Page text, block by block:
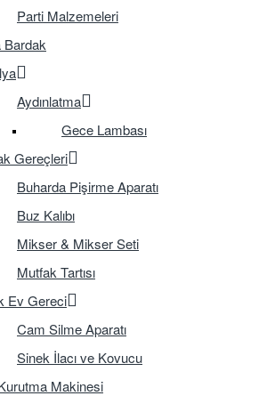
Parti Malzemeleri
Bardak
Aydınlatma
Gece Lambası
Gereçleri
Buharda Pişirme Aparatı
Buz Kalıbı
Mikser & Mikser Seti
Mutfak Tartısı
Ev Gereci
Cam Silme Aparatı
Sinek İlacı ve Kovucu
Makinesi